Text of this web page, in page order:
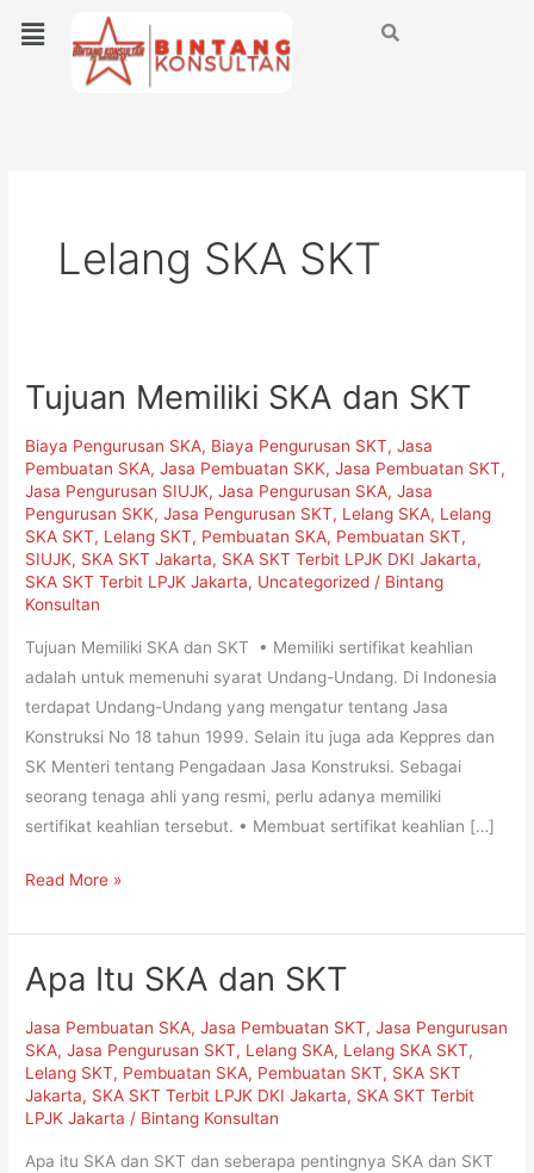
Menu
Lelang SKA SKT
Tujuan Memiliki SKA dan SKT
Biaya Pengurusan SKA, Biaya Pengurusan SKT,Jasa
Pembuatan SKA,Jasa Pembuatan SKK,Jasa Pembuatan SKT,
Jasa Pengurusan SIUJK,Jasa Pengurusan SKA,Jasa
Pengurusan SKK,Jasa Pengurusan SKT, Lelang SKA, Lelang
SKA SKT, Lelang SKT, Pembuatan SKA, Pembuatan SKT,
SIUJK, SKA SKT Jakarta, SKA SKT Terbit LPJK DKI Jakarta,
SKA SKT Terbit LPJK Jakarta, Uncategorized / Bintang
Konsultan
Tujuan Memiliki SKA dan SKT • Memiliki sertifikat keahlian
adalah untuk memenuhi syarat Undang-Undang. Di Indonesia
terdapat Undang-Undang yang mengatur tentang Jasa
Konstruksi No 18 tahun 1999. Selain itu juga ada Keppres dan
SK Menteri tentang Pengadaan Jasa Konstruksi. Sebagai
seorang tenaga ahli yang resmi, perlu adanya memiliki
sertifikat keahlian tersebut. • Membuat sertifikat keahlian […]
Tujuan
Memiliki
SKA
dan
SKT
Read More »
Apa Itu SKA dan SKT
Jasa Pembuatan SKA,Jasa Pembuatan SKT,Jasa Pengurusan
SKA,Jasa Pengurusan SKT, Lelang SKA, Lelang SKA SKT,
Lelang SKT, Pembuatan SKA, Pembuatan SKT, SKA SKT
Jakarta, SKA SKT Terbit LPJK DKI Jakarta, SKA SKT Terbit
LPJK Jakarta / Bintang Konsultan
Apa itu SKA dan SKT dan seberapa pentingnya SKA dan SKT
Apa
SKA
dan
SKT